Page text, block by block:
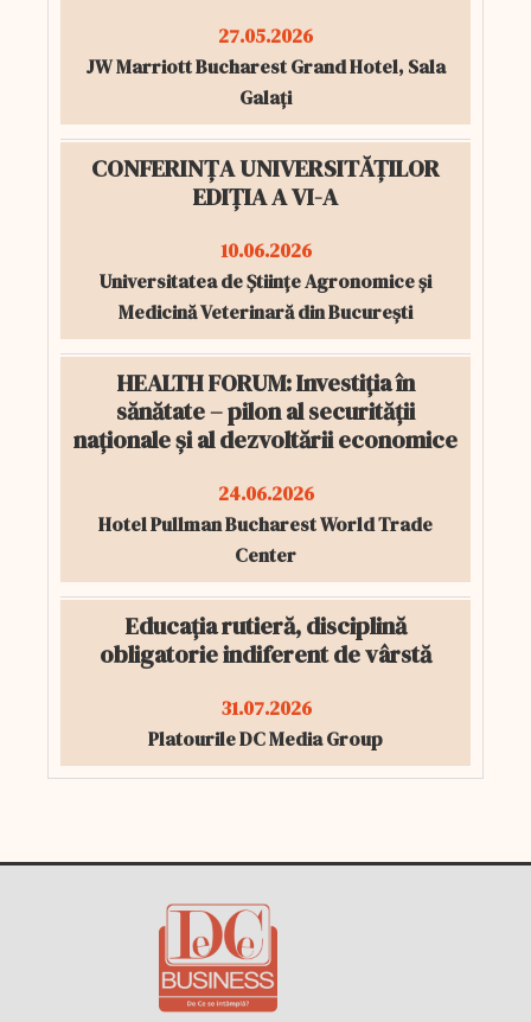
27.05.2026
JW Marriott Bucharest Grand Hotel, Sala
Galați
CONFERINȚA UNIVERSITĂȚILOR
EDIȚIA A VI-A
10.06.2026
Universitatea de Științe Agronomice și
Medicină Veterinară din București
HEALTH FORUM: Investiția în
sănătate – pilon al securității
naționale și al dezvoltării economice
24.06.2026
Hotel Pullman Bucharest World Trade
Center
Educația rutieră, disciplină
obligatorie indiferent de vârstă
31.07.2026
Platourile DC Media Group